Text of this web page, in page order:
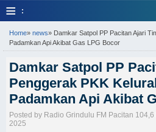
≡ :
Home» news» Damkar Satpol PP Pacitan Ajari
Padamkan Api Akibat Gas LPG Bocor
Damkar Satpol PP
Penggerak PKK
Padamkan Api Akibat
Posted by Radio Grindulu FM Pacitan 104,6
2025